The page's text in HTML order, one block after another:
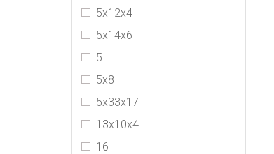
5х12х4
5х14х6
5
5х8
5х33х17
13х10х4
16